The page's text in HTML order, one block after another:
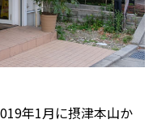
年1月に摂津本山か